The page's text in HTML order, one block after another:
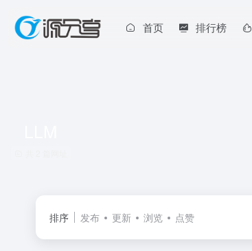
首页 排行榜
排序 发布 更新 浏览 点赞